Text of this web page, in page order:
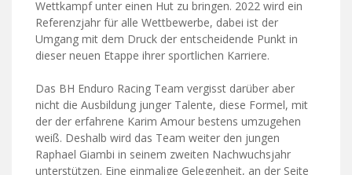
Wettkampf unter einen Hut zu bringen. 2022 wird ein
Referenzjahr für alle Wettbewerbe, dabei ist der
Umgang mit dem Druck der entscheidende Punkt in
dieser neuen Etappe ihrer sportlichen Karriere.
Das BH Enduro Racing Team vergisst darüber aber
nicht die Ausbildung junger Talente, diese Formel, mit
der der erfahrene Karim Amour bestens umzugehen
weiß. Deshalb wird das Team weiter den jungen
Raphael Giambi in seinem zweiten Nachwuchsjahr
unterstützen. Eine einmalige Gelegenheit, an der Seite